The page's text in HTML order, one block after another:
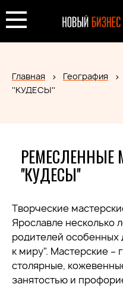
Главная География
''КУДЕСЫ''
РЕМЕСЛЕННЫЕ
''КУДЕСЫ''
Творческие
Ярославле несколько
родителей
к миру". Мастерские –
столярные,
занятостью и